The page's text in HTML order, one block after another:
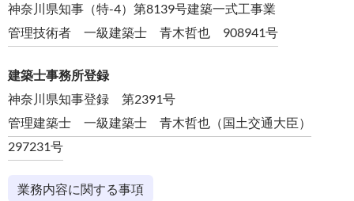
神奈川県知事（特-4）第8139号建築一式工事業
管理技術者 一級建築士 青木哲也 908941号
建築士事務所登録
神奈川県知事登録 第2391号
管理建築士 一級建築士 青木哲也（国土交通大臣）
297231号
業務内容に関する事項